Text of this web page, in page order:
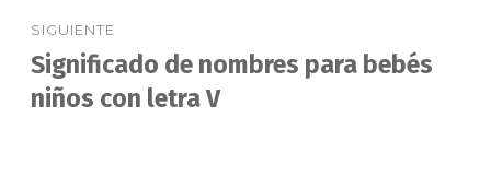
SIGUIENTE
Entrada
siguiente:
Significado de nombres para bebés
niños con letra V